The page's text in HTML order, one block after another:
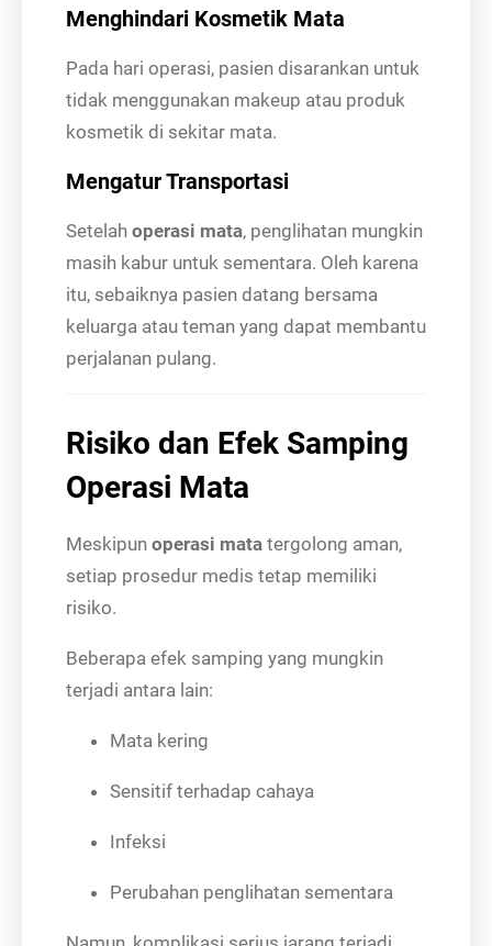
Menghindari Kosmetik Mata
Pada hari operasi, pasien disarankan untuk
tidak menggunakan makeup atau produk
kosmetik di sekitar mata.
Mengatur Transportasi
Setelah operasi mata, penglihatan mungkin
masih kabur untuk sementara. Oleh karena
itu, sebaiknya pasien datang bersama
keluarga atau teman yang dapat membantu
perjalanan pulang.
Risiko dan Efek Samping
Operasi Mata
Meskipun operasi mata tergolong aman,
setiap prosedur medis tetap memiliki
risiko.
Beberapa efek samping yang mungkin
terjadi antara lain:
Mata kering
Sensitif terhadap cahaya
Infeksi
Perubahan penglihatan sementara